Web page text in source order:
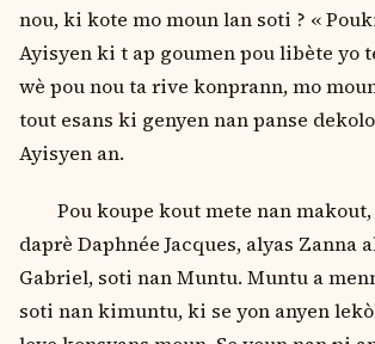
nou, ki kote mo moun lan soti ? «
Ayisyen ki t ap goumen pou libѐte yo
wѐ pou nou ta rive konprann, mo
tout esans ki genyen nan panse
Ayisyen an.
Pou koupe kout mete nan makout,
daprѐ Daphnée Jacques, alyas Zanna
Gabriel, soti nan Muntu. Muntu a
soti nan kimuntu, ki se yon anyen